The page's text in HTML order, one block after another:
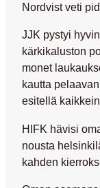
Nordvist veti
JJK pystyi
kärkikaluston
monet
kautta
esitellä
HIFK hävisi
nousta
kahden